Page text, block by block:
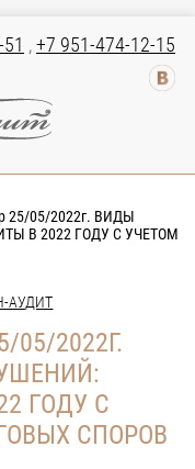
,+7 951-474-12-15
25/05/2022г. ВИДЫ
В 2022 ГОДУ С УЧЕТОМ
АУДИТ
2022Г.
ГОДУ С
СПОРОВ